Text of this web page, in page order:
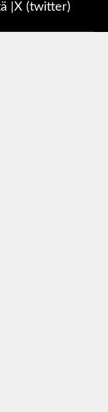
X (twitter)